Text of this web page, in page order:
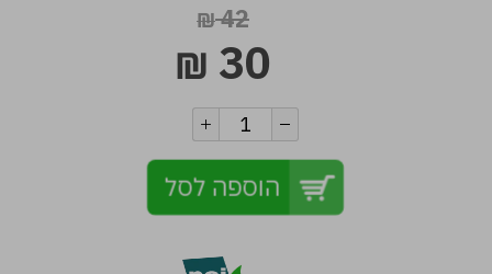
42
₪
30
₪
הוספה לסל